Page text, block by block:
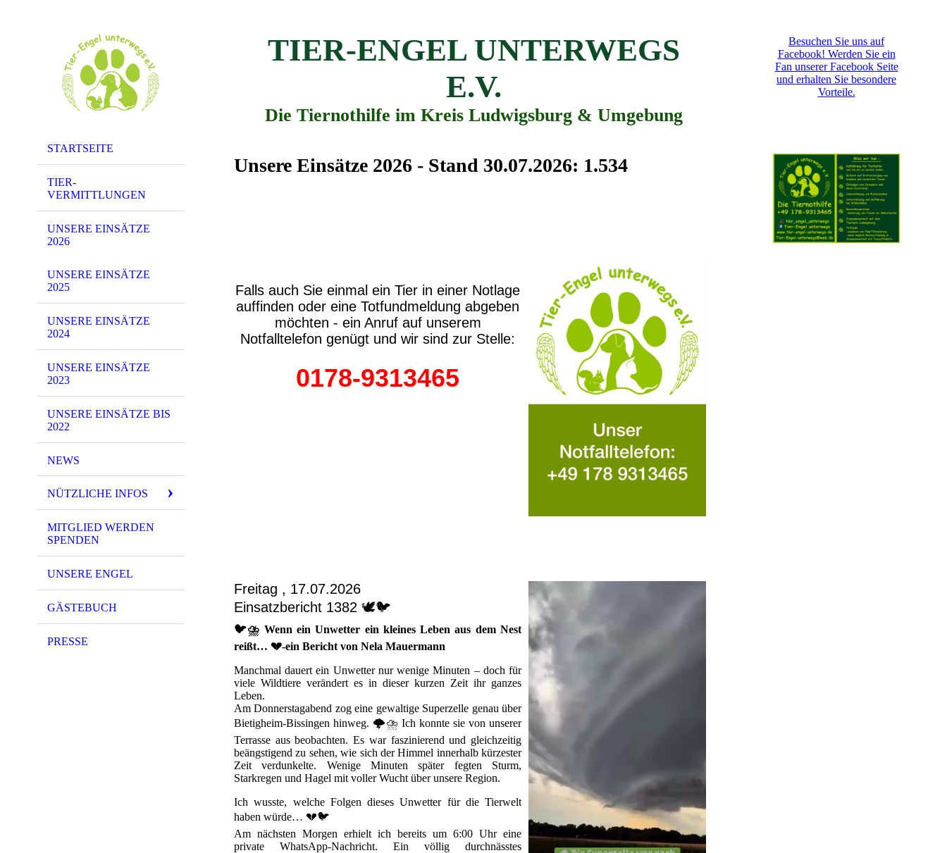
STARTSEITE
TIER-
VERMITTLUNGEN
UNSERE EINSÄTZE
2026
UNSERE EINSÄTZE
2025
UNSERE EINSÄTZE
2024
UNSERE EINSÄTZE
2023
UNSERE EINSÄTZE BIS
2022
NEWS
NÜTZLICHE INFOS
MITGLIED WERDEN
SPENDEN
UNSERE ENGEL
GÄSTEBUCH
PRESSE
TIER-ENGEL UNTERWEGS
E.V.
Die Tiernothilfe im Kreis Ludwigsburg & Umgebung
Unsere Einsätze 2026 - Stand 30.07.2026: 1.534
Falls auch Sie einmal ein Tier in einer Notlage
auffinden oder eine Totfundmeldung abgeben
möchten - ein Anruf auf unserem
Notfalltelefon genügt und wir sind zur Stelle:
0178-9313465
Freitag , 17.07.2026
Einsatzbericht 1382 🕊️🐦
🐦⛈️ Wenn ein Unwetter ein kleines Leben aus dem Nest
reißt… 💔-ein Bericht von Nela Mauermann
Manchmal dauert ein Unwetter nur wenige Minuten – doch für
viele Wildtiere verändert es in dieser kurzen Zeit ihr ganzes
Leben.
Am Donnerstagabend zog eine gewaltige Superzelle genau über
Bietigheim-Bissingen hinweg. 🌩️⛈️ Ich konnte sie von unserer
Terrasse aus beobachten. Es war faszinierend und gleichzeitig
beängstigend zu sehen, wie sich der Himmel innerhalb kürzester
Zeit verdunkelte. Wenige Minuten später fegten Sturm,
Starkregen und Hagel mit voller Wucht über unsere Region.
Ich wusste, welche Folgen dieses Unwetter für die Tierwelt
haben würde… 💔🐦
Am nächsten Morgen erhielt ich bereits um 6:00 Uhr eine
private WhatsApp-Nachricht. Ein völlig durchnässtes
Besuchen Sie uns auf
Facebook! Werden Sie ein
Fan unserer Facebook Seite
und erhalten Sie besondere
Vorteile.